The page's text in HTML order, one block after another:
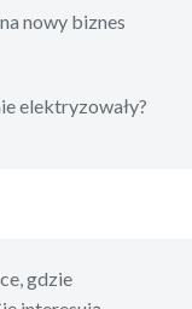
nowy biznes
elektryzowały?
gdzie